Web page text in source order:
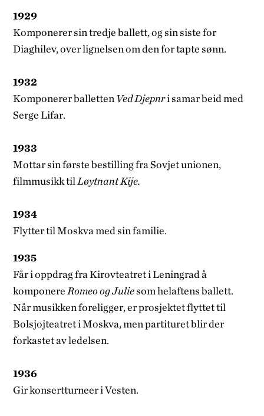
1929
Komponerer sin tredje ballett, og sin siste for
Diaghilev, over lignelsen om den for­ tapte sønn.
1932
Komponerer balletten Ved Djepnri samar­ beid med
Serge Lifar.
1933
Mottar sin første bestilling fra Sovjet­ unionen,
filmmusikk til Løytnant Kije.
1934
Flytter til Moskva med sin familie.
1935
Får i oppdrag fra Kirovteatret i Leningrad å
komponere Romeo og Juliesom helaftens ballett.
Når musikken foreligger, er prosjektet flyttet til
Bolsjoj­teatret i Moskva, men partituret blir der
forkastet av ledelsen.
1936
Gir konsertturneer i Vesten.